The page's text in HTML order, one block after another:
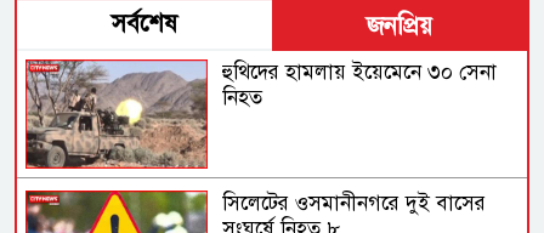
সর্বশেষ জনপ্রিয়
হুথিদের হামলায় ইয়েমেনে ৩০ সেনা
নিহত
সিলেটের ওসমানীনগরে দুই বাসের